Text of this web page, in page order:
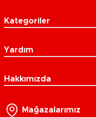
Kategoriler
Yardım
Hakkımızda
Mağazalarımız